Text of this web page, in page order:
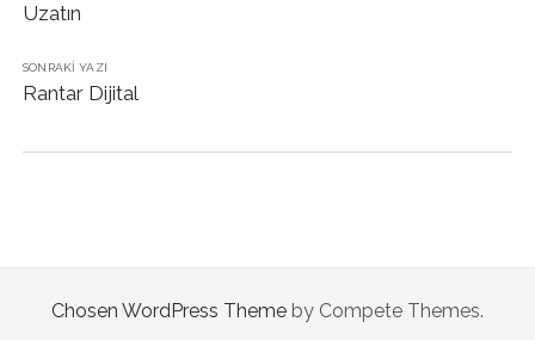
Uzatın
SONRAKI YAZI
Rantar Dijital
Chosen WordPress Theme by Compete Themes.